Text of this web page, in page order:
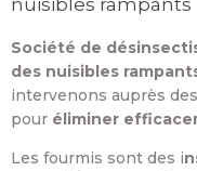
nuisibles rampants
Société de
des nuisibles
intervenons auprès
pour éliminer
Les fourmis sont des i